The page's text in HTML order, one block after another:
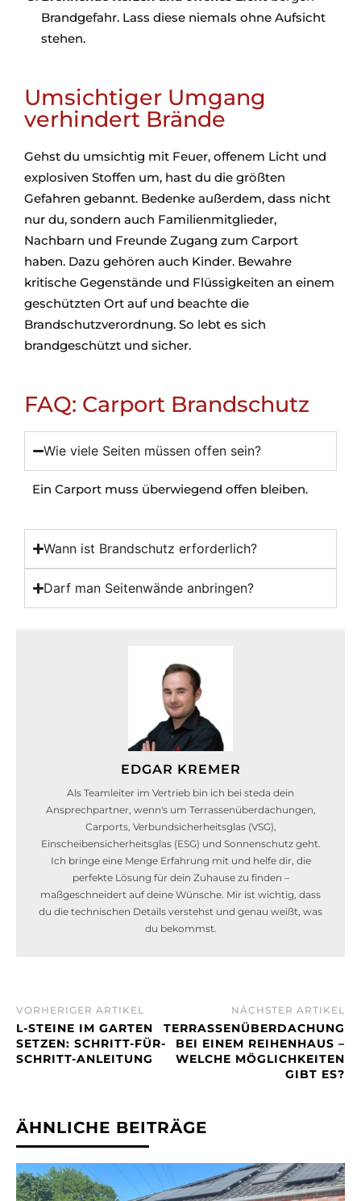
Brandgefahr. Lass diese niemals ohne Aufsicht
stehen.
Umsichtiger Umgang
verhindert Brände
Gehst du umsichtig mit Feuer, offenem Licht und
explosiven Stoffen um, hast du die größten
Gefahren gebannt. Bedenke außerdem, dass nicht
nur du, sondern auch Familienmitglieder,
Nachbarn und Freunde Zugang zum Carport
haben. Dazu gehören auch Kinder. Bewahre
kritische Gegenstände und Flüssigkeiten an einem
geschützten Ort auf und beachte die
Brandschutzverordnung. So lebt es sich
brandgeschützt und sicher.
FAQ: Carport Brandschutz
Wie viele Seiten müssen offen sein?
Ein Carport muss überwiegend offen bleiben.
Wann ist Brandschutz erforderlich?
Darf man Seitenwände anbringen?
EDGAR KREMER
Als Teamleiter im Vertrieb bin ich bei steda dein
Ansprechpartner, wenn's um Terrassenüberdachungen,
Carports, Verbundsicherheitsglas (VSG),
Einscheibensicherheitsglas (ESG) und Sonnenschutz geht.
Ich bringe eine Menge Erfahrung mit und helfe dir, die
perfekte Lösung für dein Zuhause zu finden –
maßgeschneidert auf deine Wünsche. Mir ist wichtig, dass
du die technischen Details verstehst und genau weißt, was
du bekommst.
VORHERIGER ARTIKEL
L-STEINE IM GARTEN
SETZEN: SCHRITT-FÜR-
SCHRITT-ANLEITUNG
NÄCHSTER ARTIKEL
TERRASSENÜBERDACHUNG
BEI EINEM REIHENHAUS –
WELCHE MÖGLICHKEITEN
GIBT ES?
ÄHNLICHE BEITRÄGE